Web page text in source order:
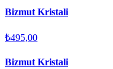
Bizmut Kristali
₺495,00
Bizmut Kristali